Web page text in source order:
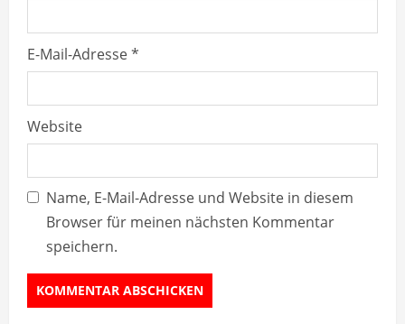
E-Mail-Adresse*
Website
Name, E-Mail-Adresse und Website in diesem
Browser für meinen nächsten Kommentar
speichern.